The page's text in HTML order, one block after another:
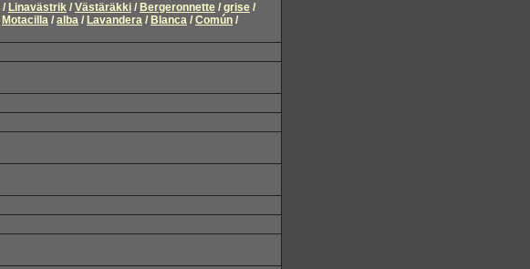
/ Linavästrik / Västäräkki / Bergeronnette / grise /
Motacilla / alba / Lavandera / Blanca / Común /